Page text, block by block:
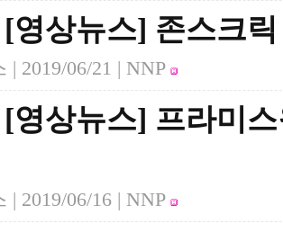
[영상뉴스] 존스크
| 2019/06/21 | NNP
[영상뉴스] 프라미
| 2019/06/16 | NNP